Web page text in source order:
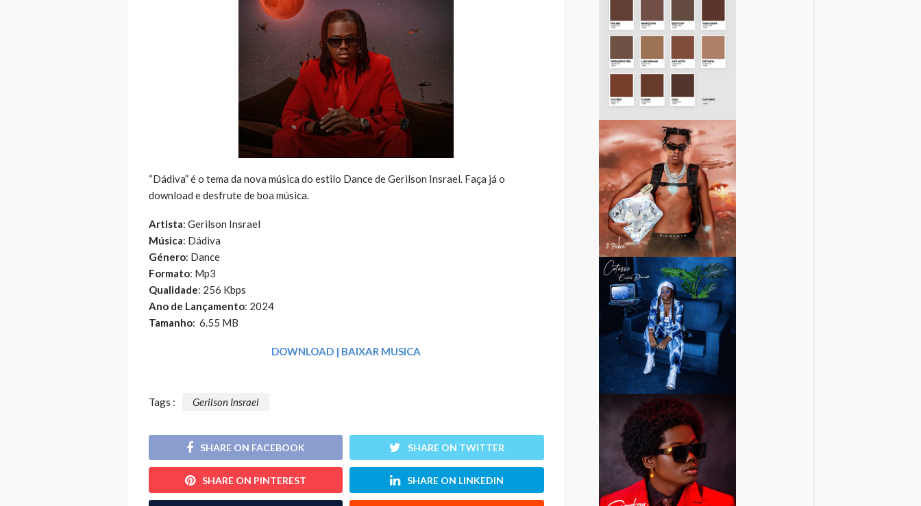
“Dádiva” é o tema da nova música do estilo Dance de Gerilson Insrael. Faça já o
download e desfrute de boa música.
Artista: Gerilson Insrael
Música: Dádiva
Género: Dance
Formato: Mp3
Qualidade: 256 Kbps
Ano de Lançamento: 2024
Tamanho: 6.55 MB
DOWNLOAD | BAIXAR MUSICA
Tags : Gerilson Insrael
SHARE ON FACEBOOK SHARE ON TWITTER
SHARE ON PINTEREST SHARE ON LINKEDIN